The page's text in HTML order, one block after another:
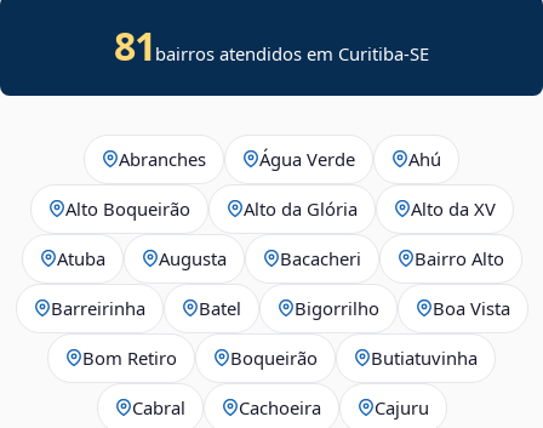
81 bairros atendidos em Curitiba-SE
Abranches Água Verde Ahú
Alto Boqueirão Alto da Glória Alto da XV
Atuba Augusta Bacacheri Bairro Alto
Barreirinha Batel Bigorrilho Boa Vista
Bom Retiro Boqueirão Butiatuvinha
Cabral Cachoeira Cajuru